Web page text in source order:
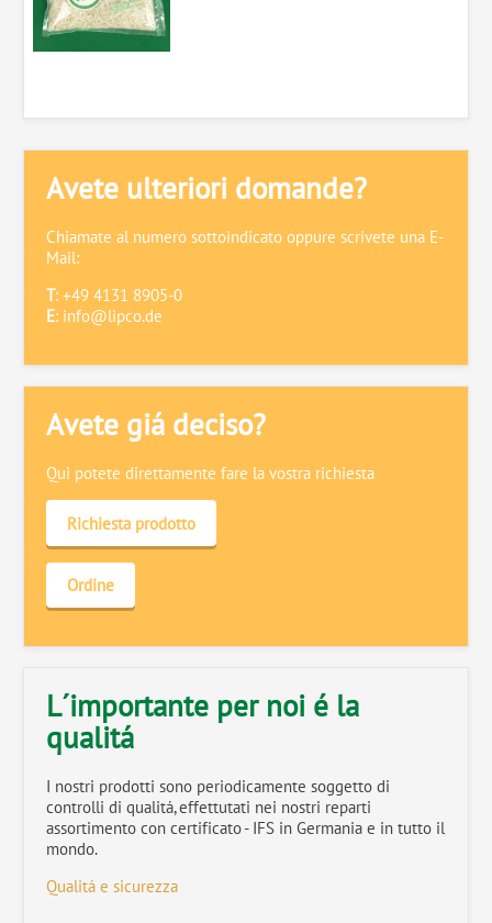
Avete ulteriori domande?
Chiamate al numero sottoindicato oppure scrivete una E-
Mail:
T: +49 4131 8905-0
E: info@lipco.de
Avete giá deciso?
Qui potete direttamente fare la vostra richiesta
Richiesta prodotto
Ordine
L´importante per noi é la
qualitá
I nostri prodotti sono periodicamente soggetto di
controlli di qualitá, effettutati nei nostri reparti
assortimento con certificato - IFS in Germania e in tutto il
mondo.
Qualitá e sicurezza